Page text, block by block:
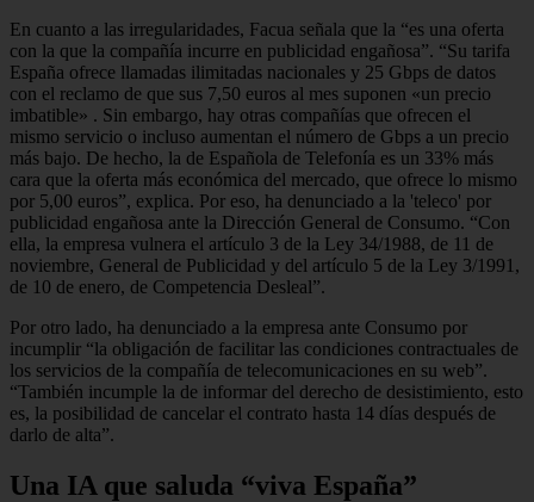
En cuanto a las irregularidades, Facua señala que la “es una oferta
con la que la compañía incurre en publicidad engañosa”. “Su tarifa
España ofrece llamadas ilimitadas nacionales y 25 Gbps de datos
con el reclamo de que sus 7,50 euros al mes suponen «un precio
imbatible» . Sin embargo, hay otras compañías que ofrecen el
mismo servicio o incluso aumentan el número de Gbps a un precio
más bajo. De hecho, la de Española de Telefonía es un 33% más
cara que la oferta más económica del mercado, que ofrece lo mismo
por 5,00 euros”, explica. Por eso, ha denunciado a la 'teleco' por
publicidad engañosa ante la Dirección General de Consumo. “Con
ella, la empresa vulnera el artículo 3 de la Ley 34/1988, de 11 de
noviembre, General de Publicidad y del artículo 5 de la Ley 3/1991,
de 10 de enero, de Competencia Desleal”.
Por otro lado, ha denunciado a la empresa ante Consumo por
incumplir “la obligación de facilitar las condiciones contractuales de
los servicios de la compañía de telecomunicaciones en su web”.
“También incumple la de informar del derecho de desistimiento, esto
es, la posibilidad de cancelar el contrato hasta 14 días después de
darlo de alta”.
Una IA que saluda “viva España”